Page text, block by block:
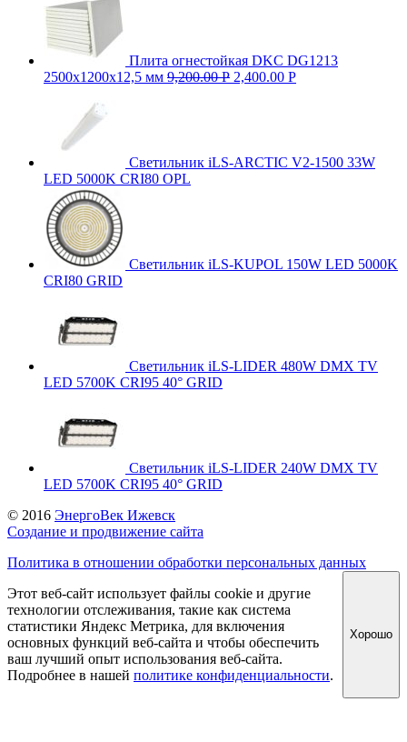
Плита огнестойкая DKC DG1213
2500х1200х12,5 мм 9,200.00Р 2,400.00 Р
Светильник iLS-ARCTIC V2-1500 33W
LED 5000K CRI80 OPL
Светильник iLS-KUPOL 150W LED 5000K
CRI80 GRID
Светильник iLS-LIDER 480W DMX TV
LED 5700K CRI95 40° GRID
Светильник iLS-LIDER 240W DMX TV
LED 5700K CRI95 40° GRID
© 2016 ЭнергоВек Ижевск
Создание и продвижение сайта
Политика в отношении обработки персональных данных
Этот веб-сайт использует файлы cookie и другие
технологии отслеживания, такие как система
статистики Яндекс Метрика, для включения
основных функций веб-сайта и чтобы обеспечить
ваш лучший опыт использования веб-сайта.
Подробнее в нашей политике конфиденциальности.
Хорошо